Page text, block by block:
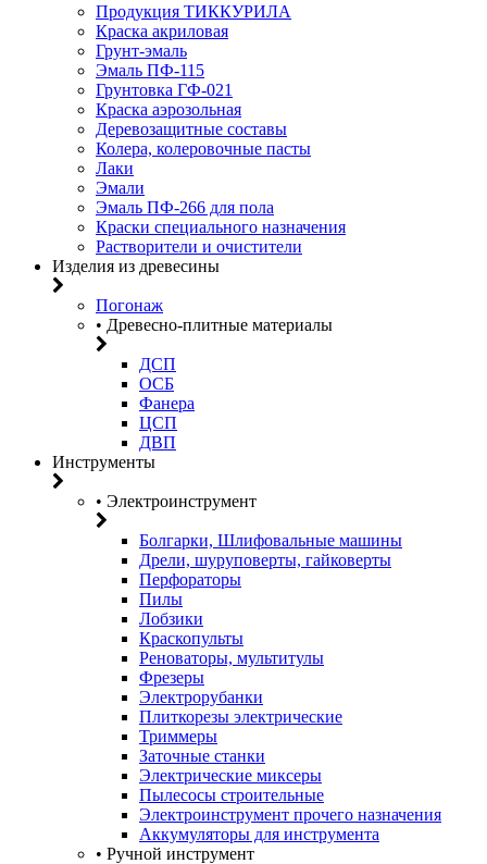
Продукция ТИККУРИЛА
Краска акриловая
Грунт-эмаль
Эмаль ПФ-115
Грунтовка ГФ-021
Краска аэрозольная
Деревозащитные составы
Колера, колеровочные пасты
Лаки
Эмали
Эмаль ПФ-266 для пола
Краски специального назначения
Растворители и очистители
Изделия из древесины
Погонаж
• Древесно-плитные материалы
ДСП
ОСБ
Фанера
ЦСП
ДВП
Инструменты
• Электроинструмент
Болгарки, Шлифовальные машины
Дрели, шуруповерты, гайковерты
Перфораторы
Пилы
Лобзики
Краскопульты
Реноваторы, мультитулы
Фрезеры
Электрорубанки
Плиткорезы электрические
Триммеры
Заточные станки
Электрические миксеры
Пылесосы строительные
Электроинструмент прочего назначения
Аккумуляторы для инструмента
• Ручной инструмент